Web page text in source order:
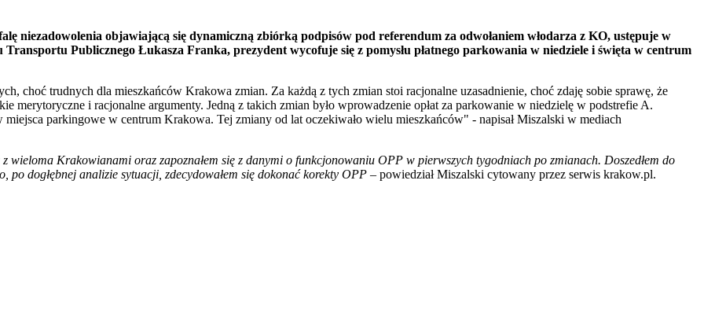
niezadowolenia objawiającą się dynamiczną zbiórką podpisów pod referendum za odwołaniem włodarza z KO, ustępuje w
Publicznego Łukasza Franka, prezydent wycofuje się z pomysłu płatnego parkowania w niedziele i święta w centrum
choć trudnych dla mieszkańców Krakowa zmian. Za każdą z tych zmian stoi racjonalne uzasadnienie, choć zdaję sobie sprawę, że
merytoryczne i racjonalne argumenty. Jedną z takich zmian było wprowadzenie opłat za parkowanie w niedzielę w podstrefie A.
parkingowe w centrum Krakowa. Tej zmiany od lat oczekiwało wielu mieszkańców" - napisał Miszalski w mediach
wieloma Krakowianami oraz zapoznałem się z danymi o funkcjonowaniu OPP w pierwszych tygodniach po zmianach. Doszedłem do
dogłębnej analizie sytuacji, zdecydowałem się dokonać korekty OPP – powiedział Miszalski cytowany przez serwis krakow.pl.